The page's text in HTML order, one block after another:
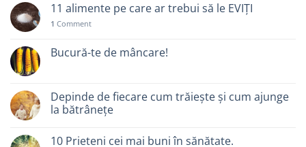
11 alimente pe care ar trebui să le EVIȚI
1 Comment
Bucură-te de mâncare!
Depinde de fiecare cum trăiește și cum ajunge
la bătrânețe
10 Prieteni cei mai buni în sănătate.